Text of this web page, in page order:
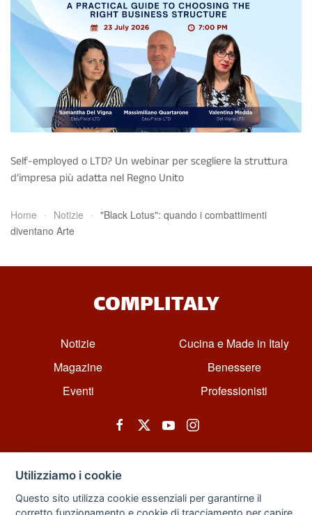
Self-employed o LTD? Un webinar per scegliere la struttura
d’impresa più adatta nel Regno Unito
Home Notizie
"Black Lotus": quando i combattimenti
diventano Arte
COMPLITALY
Notizie
Magazine
Eventi
Cucina e Made in Italy
Benessere
Professionisti
Utilizziamo i cookie
Questo sito utilizza cookie essenziali per garantirne il
corretto funzionamento e cookie di tracciamento per capire